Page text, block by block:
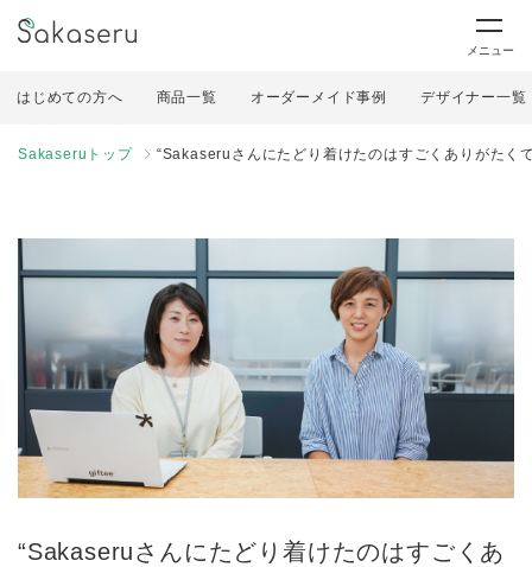
メニュー
はじめての方へ 商品一覧 オーダーメイド事例 デザイナー一覧
Sakaseruトップ “Sakaseruさんにたどり着けたのはすごくありがたく
“Sakaseruさんにたどり着けたのはすごくあ